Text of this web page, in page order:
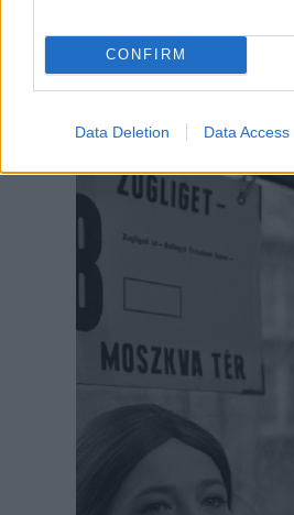
CONFIRM
Data Deletion Data Access